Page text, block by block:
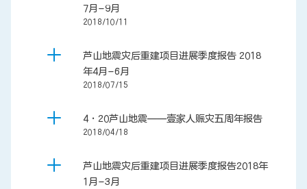
7月-9月
2018/10/11
芦山地震灾后重建项目进展季度报告 2018
年4月-6月
2018/07/15
4·20芦山地震——壹家人赈灾五周年报告
2018/04/18
芦山地震灾后重建项目进展季度报告2018年
1月-3月